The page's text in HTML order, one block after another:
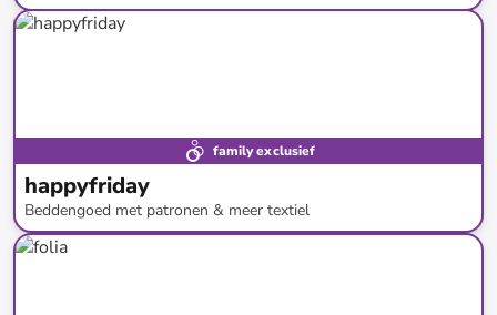
tot-86%*
family exclusief
happyfriday
Beddengoed met patronen & meer textiel
tot-